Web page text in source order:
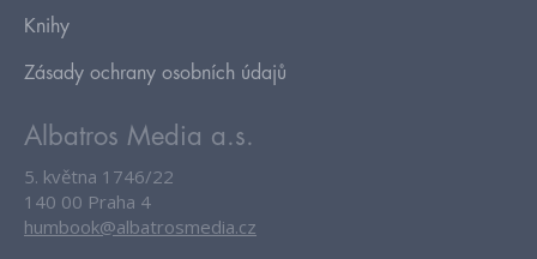
Knihy
Zásady ochrany osobních údajů
Albatros Media a.s.
5. května 1746/22
140 00 Praha 4
humbook@albatrosmedia.cz